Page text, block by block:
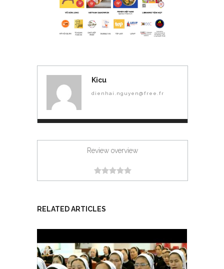
Kicu
dienhai.nguyen@free.fr
Review overview
RELATED ARTICLES